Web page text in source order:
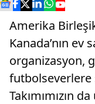
Amerika
Kanada’nın ev
organizasyon,
futbolseverlere
Takımımızın